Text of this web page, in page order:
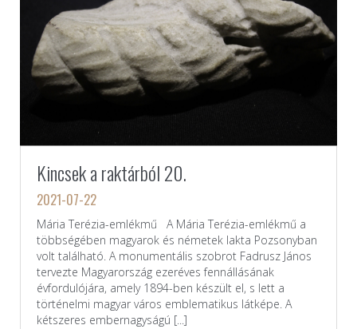
Kincsek a raktárból 20.
2021-07-22
Mária Terézia-emlékmű A Mária Terézia-emlékmű a
többségében magyarok és németek lakta Pozsonyban
volt található. A monumentális szobrot Fadrusz János
tervezte Magyarország ezeréves fennállásának
évfordulójára, amely 1894-ben készült el, s lett a
történelmi magyar város emblematikus látképe. A
kétszeres embernagyságú [...]